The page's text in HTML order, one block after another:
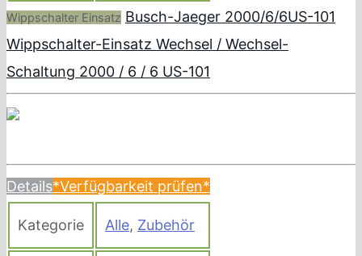
Wippschalter Einsatz Busch-Jaeger 2000/6/6US-101
Wippschalter-Einsatz Wechsel / Wechsel-
Schaltung 2000 / 6 / 6 US-101
Details*Verfügbarkeit prüfen*
Kategorie Alle, Zubehör